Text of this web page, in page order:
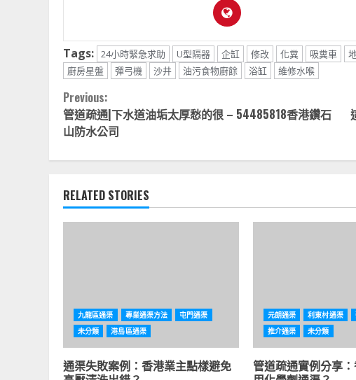
Tags: 24小時緊急求助 U型隔器 企缸 修改 化糞 吸糞車
廚房星盤
彈弓機 沙井 油污食物廚餘 浴缸 維修水喉
Continue
Reading
Previous:
管道疏通|下水道油垢太厚愁的很 – 54485818香港鑽石
山防水公司
RELATED STORIES
九龍區通渠 專業通渠方法
屯門通渠
未分類
港島區通渠
通渠失敗案例：香港業主點樣避免
元朗通渠 利東村通渠
推介通渠
未分類
管道疏通實例分享